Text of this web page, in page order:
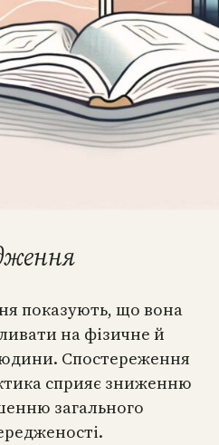
показують, що вона
на фізичне й
Спостереження
сприяє зниженню
загального